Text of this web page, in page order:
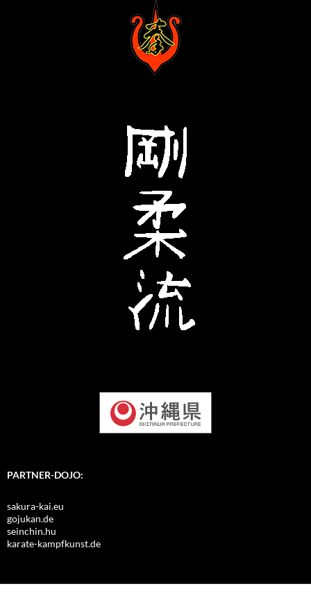
PARTNER-DOJO:
sakura-kai.eu
gojukan.de
seinchin.hu
karate-kampfkunst.de